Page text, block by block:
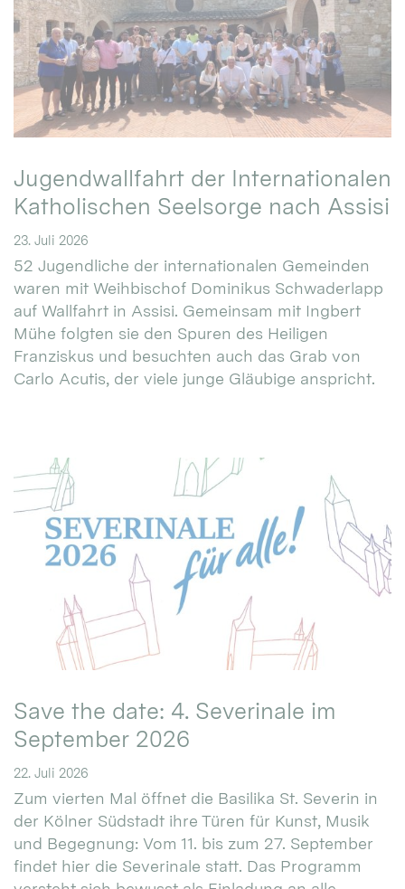
Jugendwallfahrt der Internationalen
Katholischen Seelsorge nach Assisi
23. Juli 2026
52 Jugendliche der internationalen Gemeinden
waren mit Weihbischof Dominikus Schwaderlapp
auf Wallfahrt in Assisi. Gemeinsam mit Ingbert
Mühe folgten sie den Spuren des Heiligen
Franziskus und besuchten auch das Grab von
Carlo Acutis, der viele junge Gläubige anspricht.
Save the date: 4. Severinale im
September 2026
22. Juli 2026
Zum vierten Mal öffnet die Basilika St. Severin in
der Kölner Südstadt ihre Türen für Kunst, Musik
und Begegnung: Vom 11. bis zum 27. September
findet hier die Severinale statt. Das Programm